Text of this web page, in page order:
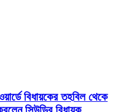
বিধায়কের তহবিল থেকে